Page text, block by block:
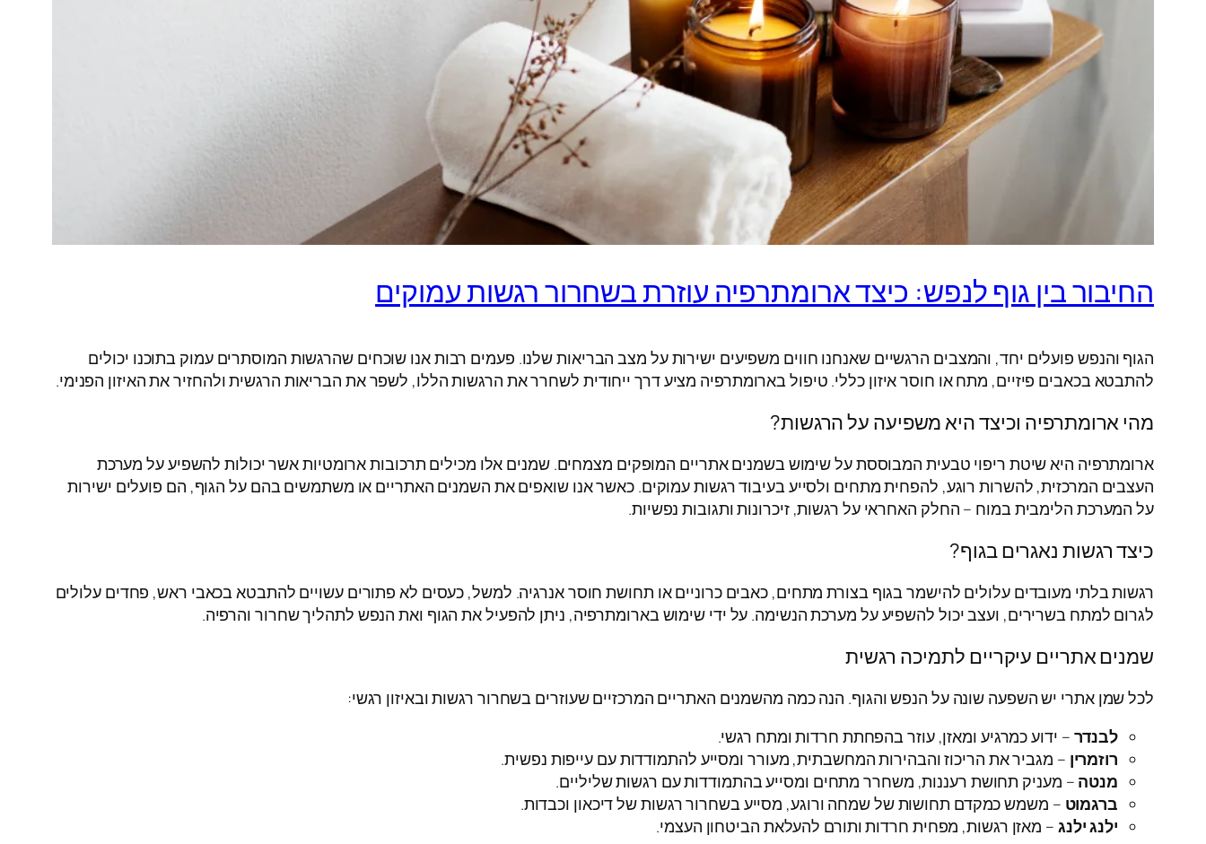
החיבור בין גוף לנפש: כיצד ארומתרפיה עוזרת בשחרור רגשות עמוקים
הגוף והנפש פועלים יחד, והמצבים הרגשיים שאנחנו חווים משפיעים ישירות על מצב הבריאות שלנו. פעמים רבות אנו שוכחים שהרגשות המוסתרים עמוק בתוכנו יכולים
להתבטא בכאבים פיזיים, מתח או חוסר איזון כללי. טיפול בארומתרפיה מציע דרך ייחודית לשחרר את הרגשות הללו, לשפר את הבריאות הרגשית ולהחזיר את האיזון הפנימי.
מהי ארומתרפיה וכיצד היא משפיעה על הרגשות?
ארומתרפיה היא שיטת ריפוי טבעית המבוססת על שימוש בשמנים אתריים המופקים מצמחים. שמנים אלו מכילים תרכובות ארומטיות אשר יכולות להשפיע על מערכת
העצבים המרכזית, להשרות רוגע, להפחית מתחים ולסייע בעיבוד רגשות עמוקים. כאשר אנו שואפים את השמנים האתריים או משתמשים בהם על הגוף, הם פועלים ישירות
על המערכת הלימבית במוח – החלק האחראי על רגשות, זיכרונות ותגובות נפשיות.
כיצד רגשות נאגרים בגוף?
רגשות בלתי מעובדים עלולים להישמר בגוף בצורת מתחים, כאבים כרוניים או תחושת חוסר אנרגיה. למשל, כעסים לא פתורים עשויים להתבטא בכאבי ראש, פחדים עלולים
לגרום למתח בשרירים, ועצב יכול להשפיע על מערכת הנשימה. על ידי שימוש בארומתרפיה, ניתן להפעיל את הגוף ואת הנפש לתהליך שחרור והרפיה.
שמנים אתריים עיקריים לתמיכה רגשית
לכל שמן אתרי יש השפעה שונה על הנפש והגוף. הנה כמה מהשמנים האתריים המרכזיים שעוזרים בשחרור רגשות ובאיזון רגשי:
לבנדר – ידוע כמרגיע ומאזן, עוזר בהפחתת חרדות ומתח רגשי.
רוזמרין – מגביר את הריכוז והבהירות המחשבתית, מעורר ומסייע להתמודדות עם עייפות נפשית.
מנטה – מעניק תחושת רעננות, משחרר מתחים ומסייע בהתמודדות עם רגשות שליליים.
ברגמוט – משמש כמקדם תחושות של שמחה ורוגע, מסייע בשחרור רגשות של דיכאון וכבדות.
ילנג ילנג – מאזן רגשות, מפחית חרדות ותורם להעלאת הביטחון העצמי.